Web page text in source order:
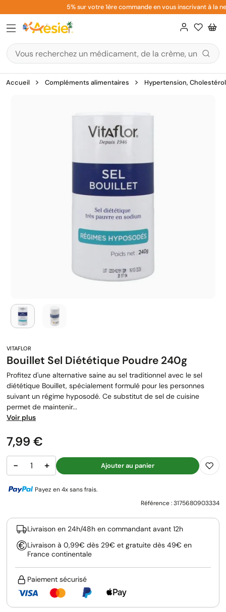
au
contenu
5% sur votre 1ère commande en vous inscrivant à la
Accueil Compléments alimentaires Hypertension,
Bouillet Sel Diététique Poudre 240g
Profitez d'une alternative saine au sel traditionnel avec le sel
diététique Bouillet, spécialement formulé pour les personnes
suivant un régime hyposodé. Ce substitut de sel de cuisine
permet de maintenir...
Voir plus
Prix
7,99 €
− + Ajouter au panier
Payez en 4x sans frais.
Référence :3175680903334
Livraison en 24h/48h en commandant avant 12h
Livraison à 0,99€ dès 29€ et gratuite dès 49€ en
France continentale
Paiement sécurisé